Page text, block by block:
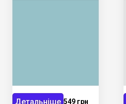
Детальніше 549 грн